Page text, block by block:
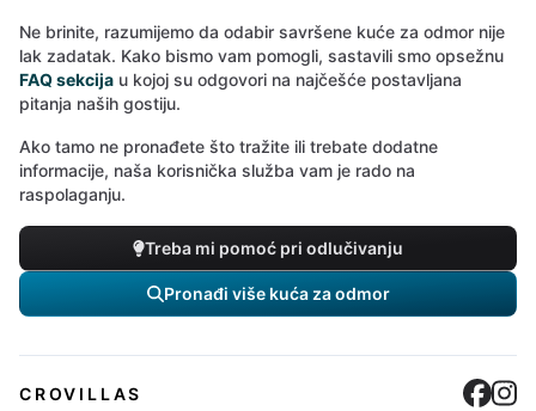
Ne brinite, razumijemo da odabir savršene kuće za odmor nije
lak zadatak. Kako bismo vam pomogli, sastavili smo opsežnu
FAQ sekcija u kojoj su odgovori na najčešće postavljana
pitanja naših gostiju.
Ako tamo ne pronađete što tražite ili trebate dodatne
informacije, naša korisnička služba vam je rado na
raspolaganju.
Treba mi pomoć pri odlučivanju
Pronađi više kuća za odmor
CROVILLAS